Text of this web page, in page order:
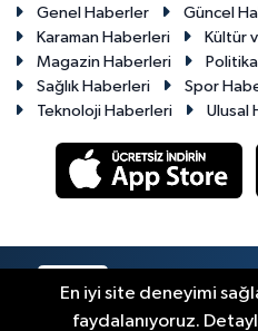
Genel Haberler
Güncel
Karaman Haberleri
Kültür
Magazin Haberleri
Sağlık Haberleri
Spor
Teknoloji Haberleri
Ulusal
En iyi site deneyimi
faydalanıyoruz.